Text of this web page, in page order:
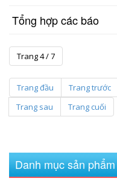
Tổng hợp các báo
Trang 4 / 7
Trang đầu Trang trước
Trang sau
Trang cuối
Danh mục sản phẩm